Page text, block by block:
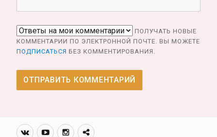
ПОЛУЧАТЬ НОВЫЕ
КОММЕНТАРИИ ПО ЭЛЕКТРОННОЙ ПОЧТЕ. ВЫ МОЖЕТЕ
ПОДПИСАТЬСЯ БЕЗ КОММЕНТИРОВАНИЯ.
Вконтакте
YoutubeИнстаграмм
Телеграм